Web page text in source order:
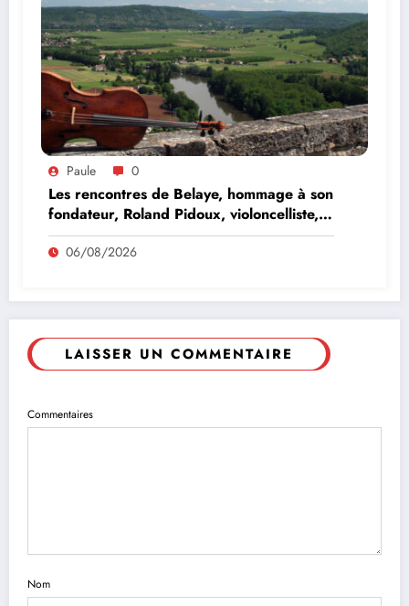
Paule 0
Les rencontres de Belaye, hommage à son
fondateur, Roland Pidoux, violoncelliste,
le vendredi 07 août 2026
06/08/2026
LAISSER UN COMMENTAIRE
Commentaires
Nom